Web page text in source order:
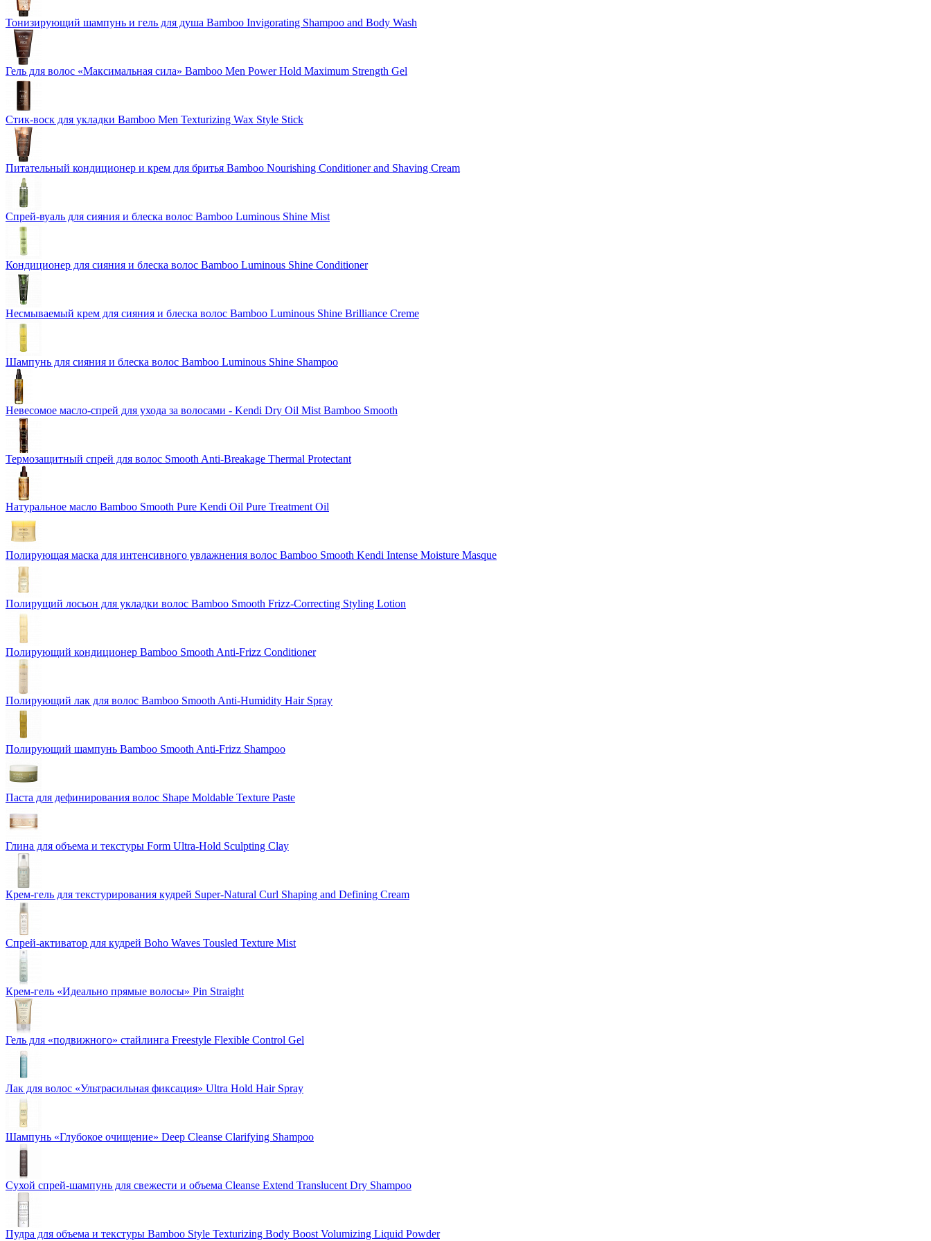
Тонизирующий шампунь и гель для душа Bamboo Invigorating Shampoo and Body Wash
Гель для волос «Максимальная сила» Bamboo Men Power Hold Maximum Strength Gel
Стик-воск для укладки Bamboo Men Texturizing Wax Style Stick
Питательный кондиционер и крем для бритья Bamboo Nourishing Conditioner and Shaving Cream
Спрей-вуаль для сияния и блеска волос Bamboo Luminous Shine Mist
Кондиционер для сияния и блеска волос Bamboo Luminous Shine Conditioner
Несмываемый крем для сияния и блеска волос Bamboo Luminous Shine Brilliance Creme
Шампунь для сияния и блеска волос Bamboo Luminous Shine Shampoo
Невесомое масло-спрей для ухода за волосами - Kendi Dry Oil Mist Bamboo Smooth
Термозащитный спрей для волос Smooth Anti-Breakage Thermal Protectant
Натуральное масло Bamboo Smooth Pure Kendi Oil Pure Treatment Oil
Полирующая маска для интенсивного увлажнения волос Bamboo Smooth Kendi Intense Moisture Masque
Полирущий лосьон для укладки волос Bamboo Smooth Frizz-Correcting Styling Lotion
Полирующий кондиционер Bamboo Smooth Anti-Frizz Conditioner
Полирующий лак для волос Bamboo Smooth Anti-Humidity Hair Spray
Полирующий шампунь Bamboo Smooth Anti-Frizz Shampoo
Паста для дефинирования волос Shape Moldable Texture Paste
Глина для объема и текстуры Form Ultra-Hold Sculpting Clay
Крем-гель для текстурирования кудрей Super-Natural Curl Shaping and Defining Cream
Спрей-активатор для кудрей Boho Waves Tousled Texture Mist
Крем-гель «Идеально прямые волосы» Pin Straight
Гель для «подвижного» стайлинга Freestyle Flexible Control Gel
Лак для волос «Ультрасильная фиксация» Ultra Hold Hair Spray
Шампунь «Глубокое очищение» Deep Cleanse Clarifying Shampoo
Сухой спрей-шампунь для свежести и объема Cleanse Extend Translucent Dry Shampoo
Пудра для объема и текстуры Bamboo Style Texturizing Body Boost Volumizing Liquid Powder